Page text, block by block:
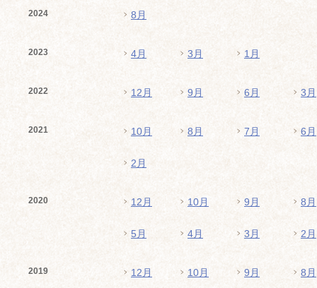
2024 8月
2023 4月 3月 1月
2022 12月 9月 6月 3月
2021 10月 8月 7月 6月
2月
2020 12月 10月 9月 8月
5月 4月 3月 2月
2019 12月 10月 9月 8月